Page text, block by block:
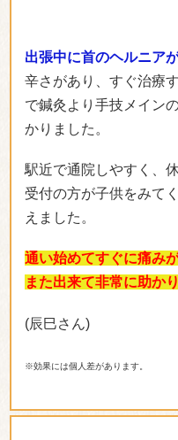
駅近で通院しやすく、
受付の方が子供をみて
えました。
通い始めてすぐに痛み
また出来て非常に助か
※効果には個人差があります。
「身体が動かなくなっ